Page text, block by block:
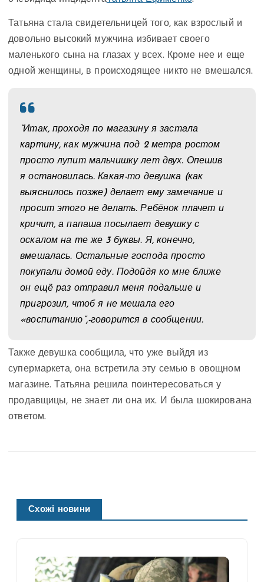
Татьяна стала свидетельницей того, как взрослый и
довольно высокий мужчина избивает своего
маленького сына на глазах у всех. Кроме нее и еще
одной женщины, в происходящее никто не вмешался.
“Итак, проходя по магазину я застала
картину, как мужчина под 2 метра ростом
просто лупит мальчишку лет двух. Опешив
я остановилась. Какая-то девушка (как
выяснилось позже) делает ему замечание и
просит этого не делать. Ребёнок плачет и
кричит, а папаша посылает девушку с
оскалом на те же 3 буквы. Я, конечно,
вмешалась. Остальные господа просто
покупали домой еду. Подойдя ко мне ближе
он ещё раз отправил меня подальше и
пригрозил, чтоб я не мешала его
«воспитанию”,-говорится в сообщении.
Также девушка сообщила, что уже выйдя из
супермаркета, она встретила эту семью в овощном
магазине. Татьяна решила поинтересоваться у
продавщицы, не знает ли она их. И была шокирована
ответом.
Схожі новини